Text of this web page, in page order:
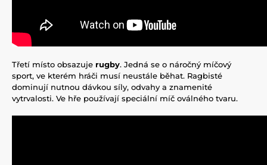
Třetí místo obsazuje rugby. Jedná se o náročný míčový
sport, ve kterém hráči musí neustále běhat. Ragbisté
dominují nutnou dávkou síly, odvahy a znamenité
vytrvalosti. Ve hře používají speciální míč oválného tvaru.